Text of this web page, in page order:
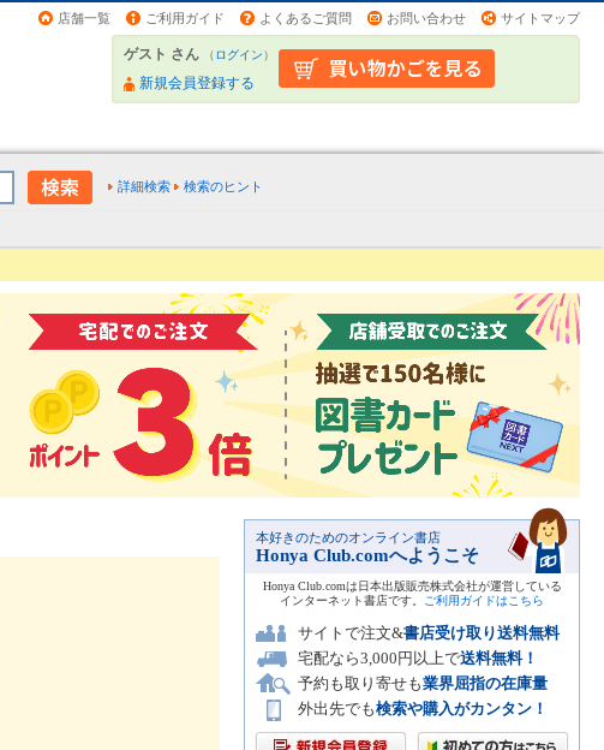
店舗一覧 ご利用ガイド よくあるご質問 お問い合わせ サイトマップ
ゲスト さん （ログイン）
新規会員登録する
詳細検索 検索のヒント
本好きのためのオンライン書店
Honya Club.comへようこそ
Honya Club.comは日本出版販売株式会社が運営している
インターネット書店です。
ご利用ガイドはこちら
サイトで注文&書店受け取り送料無料
宅配なら3,000円以上で送料無料！
予約も取り寄せも業界屈指の在庫量
外出先でも検索や購入がカンタン！